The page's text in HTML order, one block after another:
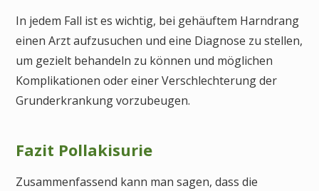
In jedem Fall ist es wichtig, bei gehäuftem Harndrang
einen Arzt aufzusuchen und eine Diagnose zu stellen,
um gezielt behandeln zu können und möglichen
Komplikationen oder einer Verschlechterung der
Grunderkrankung vorzubeugen.
Fazit Pollakisurie
Zusammenfassend kann man sagen, dass die